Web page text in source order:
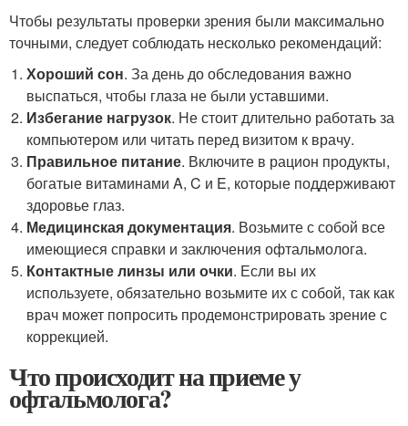
Чтобы результаты проверки зрения были максимально
точными, следует соблюдать несколько рекомендаций:
Хороший сон. За день до обследования важно
выспаться, чтобы глаза не были уставшими.
Избегание нагрузок. Не стоит длительно работать за
компьютером или читать перед визитом к врачу.
Правильное питание. Включите в рацион продукты,
богатые витаминами A, C и E, которые поддерживают
здоровье глаз.
Медицинская документация. Возьмите с собой все
имеющиеся справки и заключения офтальмолога.
Контактные линзы или очки. Если вы их
используете, обязательно возьмите их с собой, так как
врач может попросить продемонстрировать зрение с
коррекцией.
Что происходит на приеме у
офтальмолога?